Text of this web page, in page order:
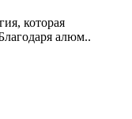
которая
алюм..